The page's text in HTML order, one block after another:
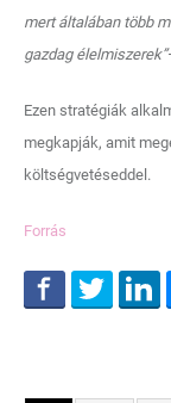
mert általában több
gazdag élelmiszerek”
Ezen stratégiák
megkapják, amit
költségvetéseddel.
Forrás